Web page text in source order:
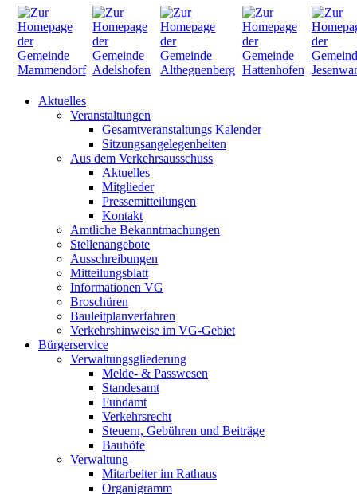
Aktuelles
Veranstaltungen
Gesamtveranstaltungs Kalender
Sitzungsangelegenheiten
Aus dem Verkehrsausschuss
Aktuelles
Mitglieder
Pressemitteilungen
Kontakt
Amtliche Bekanntmachungen
Stellenangebote
Ausschreibungen
Mitteilungsblatt
Informationen VG
Broschüren
Bauleitplanverfahren
Verkehrshinweise im VG-Gebiet
Bürgerservice
Verwaltungsgliederung
Melde- & Passwesen
Standesamt
Fundamt
Verkehrsrecht
Steuern, Gebühren und Beiträge
Bauhöfe
Verwaltung
Mitarbeiter im Rathaus
Organigramm